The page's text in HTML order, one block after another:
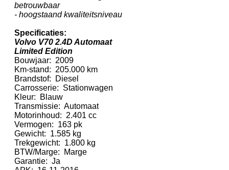
betrouwbaar
- hoogstaand kwaliteitsniveau
Specificaties:
Volvo V70 2.4D Automaat
Limited Edition
Bouwjaar: 2009
Km-stand: 205.000 km
Brandstof: Diesel
Carrosserie: Stationwagen
Kleur: Blauw
Transmissie: Automaat
Motorinhoud: 2.401 cc
Vermogen: 163 pk
Gewicht: 1.585 kg
Trekgewicht: 1.800 kg
BTW/Marge: Marge
Garantie: Ja